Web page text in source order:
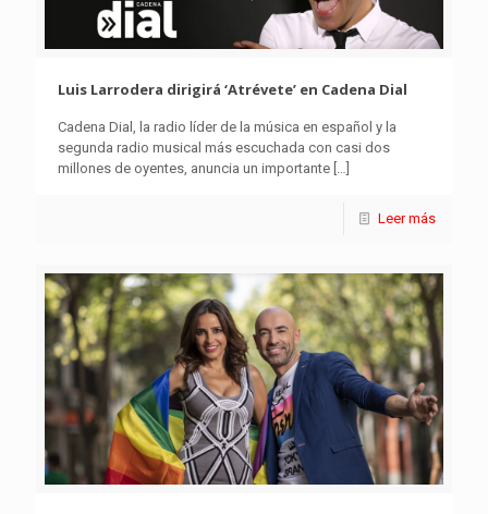
Luis Larrodera dirigirá ‘Atrévete’ en Cadena Dial
Cadena Dial, la radio líder de la música en español y la
segunda radio musical más escuchada con casi dos
millones de oyentes, anuncia un importante
Leer más